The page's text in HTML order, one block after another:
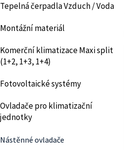
Tepelná čerpadla Vzduch / Voda
Montážní materiál
Komerční klimatizace Maxi split
(1+2, 1+3, 1+4)
Fotovoltaické systémy
Ovladače pro klimatizační
jednotky
Nástěnné ovladače